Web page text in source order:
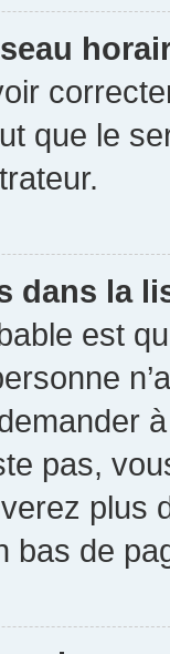
que le
dans la
est
pas,
plus
bas de